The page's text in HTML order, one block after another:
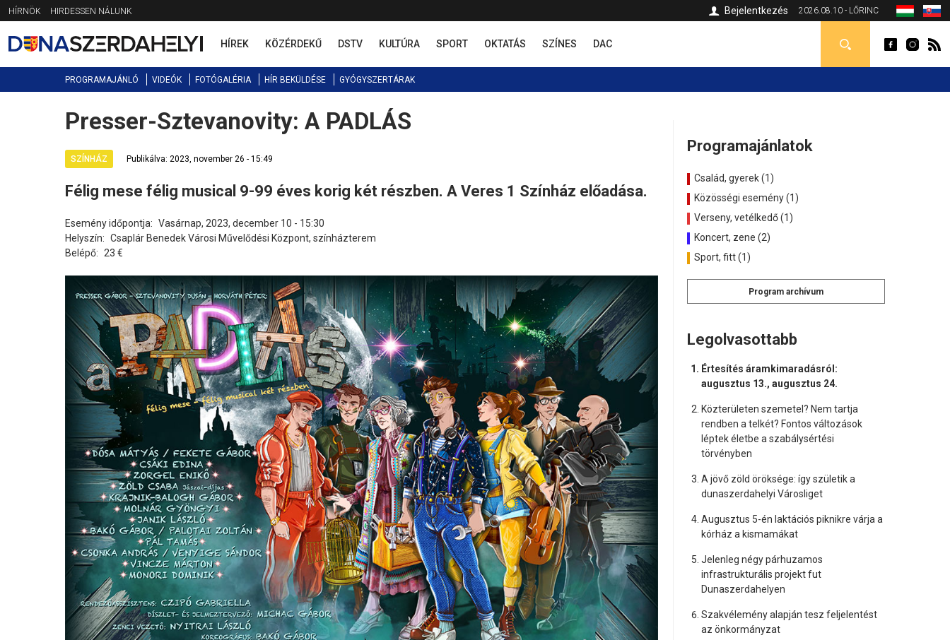
Jump
to
navigation
HÍRNÖK HIRDESSEN NÁLUNK 2026.08.10 - LŐRINC
Bejelentkezés
HÍREK KÖZÉRDEKŰ DSTV KULTÚRA SPORT OKTATÁS SZÍNES DAC
PROGRAMAJÁNLÓ VIDEÓK FOTÓGALÉRIA HÍR BEKÜLDÉSE GYÓGYSZERTÁRAK
Back
to
Presser-Sztevanovity: A PADLÁS
SZÍNHÁZ Publikálva: 2023, november 26 - 15:49
Félig mese félig musical 9-99 éves korig két részben. A Veres 1 Színház előadása.
Esemény időpontja: Vasárnap, 2023, december 10 - 15:30
Helyszín: Csaplár Benedek Városi Művelődési Központ, színházterem
Belépő:
23 €
Programajánlatok
Család, gyerek (1)
Közösségi esemény (1)
Verseny, vetélkedő (1)
Koncert, zene (2)
Sport, fitt (1)
Program archívum
Legolvasottabb
Értesítés áramkimaradásról:
augusztus 13., augusztus 24.
Közterületen szemetel? Nem tartja
rendben a telkét? Fontos változások
léptek életbe a szabálysértési
törvényben
A jövő zöld öröksége: így születik a
dunaszerdahelyi Városliget
Augusztus 5-én laktációs piknikre várja a
kórház a kismamákat
Jelenleg négy párhuzamos
infrastrukturális projekt fut
Dunaszerdahelyen
Szakvélemény alapján tesz feljelentést
az önkormányzat